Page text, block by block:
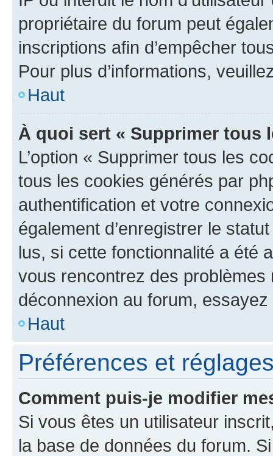
propriétaire du forum peut
inscriptions afin d’empêcher
Pour plus d’informations,
Haut
À quoi sert « Supprimer tous
L’option « Supprimer tous les
tous les cookies générés par
authentification et votre
également d’enregistrer le
lus, si cette fonctionnalité a été
vous rencontrez des
déconnexion au forum,
Haut
Préférences et
Comment puis-je modifier
Si vous êtes un utilisateur
la base de données du forum.